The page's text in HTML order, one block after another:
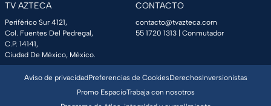
TV AZTECA
Periférico Sur 4121,
Col. Fuentes Del Pedregal,
C.P. 14141,
Ciudad De México, México.
CONTACTO
contacto@tvazteca.com
55 1720 1313 | Conmutador
Aviso de privacidadPreferencias de CookiesDerechosInversionistas
Promo EspacioTrabaja con nosotros